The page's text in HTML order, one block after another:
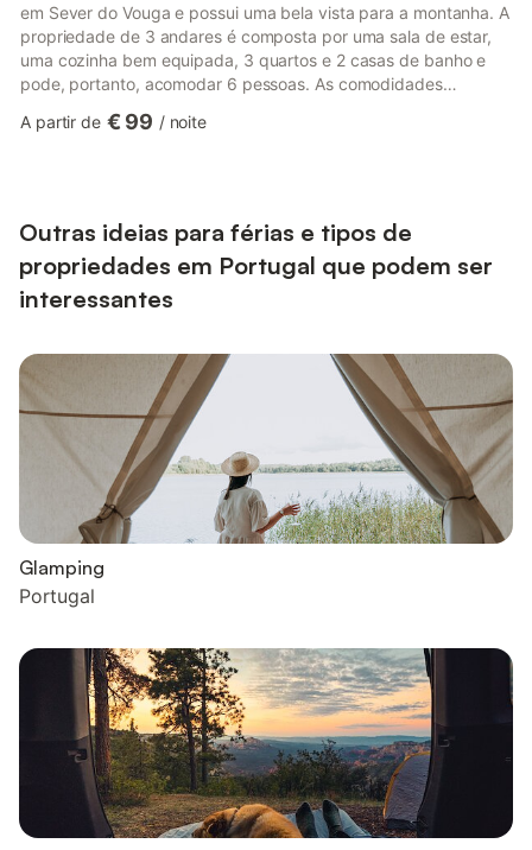
em Sever do Vouga e possui uma bela vista para a montanha. A
propriedade de 3 andares é composta por uma sala de estar,
uma cozinha bem equipada, 3 quartos e 2 casas de banho e
pode, portanto, acomodar 6 pessoas. As comodidades
chamadas de vídeo), uma televisão, ar condicionado, uma
propriedade dispõe de u...
A partir de € 99 / noite
Outras ideias para férias e tipos de
propriedades em Portugal que podem ser
interessantes
Glamping
Portugal